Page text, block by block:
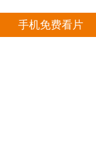
手机免费看片